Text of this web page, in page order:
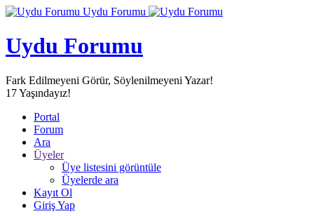
Uydu Forumu
Uydu Forumu
Fark Edilmeyeni Görür, Söylenilmeyeni Yazar!
17Yaşındayız!
Portal
Forum
Ara
Üyeler
Üye listesini görüntüle
Üyelerde ara
Kayıt Ol
Giriş Yap